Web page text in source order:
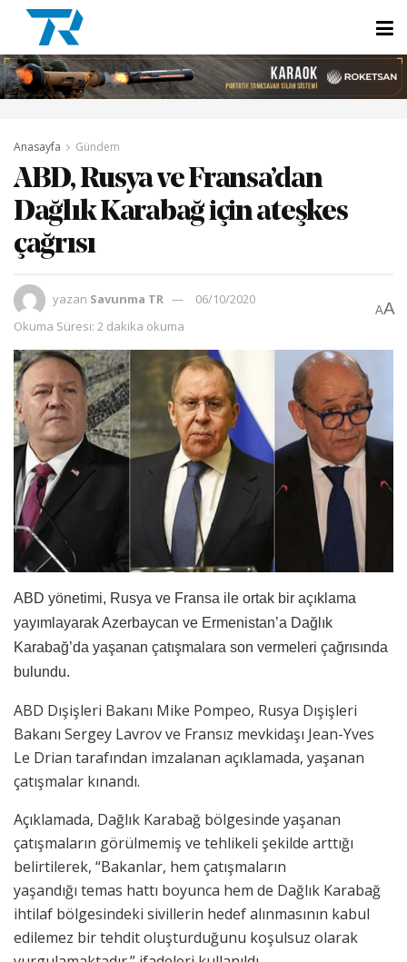
Anasayfa Gündem
ABD, Rusya ve Fransa’dan
Dağlık Karabağ için ateşkes
çağrısı
yazan Savunma TR
06/10/2020
Okuma Süresi: 2 dakika okuma
AA
ABD yönetimi, Rusya ve Fransa ile ortak bir açıklama
yayımlayarak Azerbaycan ve Ermenistan’a Dağlık
Karabağ’da yaşanan çatışmalara son vermeleri çağrısında
bulundu.
ABD Dışişleri Bakanı Mike Pompeo, Rusya Dışişleri
Bakanı Sergey Lavrov ve Fransız mevkidaşı Jean-Yves
Le Drian tarafından imzalanan açıklamada, yaşanan
çatışmalar kınandı.
Açıklamada, Dağlık Karabağ bölgesinde yaşanan
çatışmaların görülmemiş ve tehlikeli şekilde arttığı
belirtilerek, “Bakanlar, hem çatışmaların
yaşandığı temas hattı boyunca hem de Dağlık Karabağ
ihtilaf bölgesindeki sivillerin hedef alınmasının kabul
edilemez bir tehdit oluşturduğunu koşulsuz olarak